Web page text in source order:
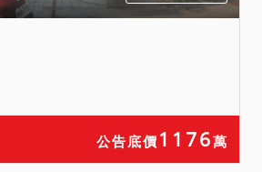
洽商解決。
行標的拍定日或拍定日前，
縱已拍定，本院亦得撤銷拍
定，無息返還已經繳交之款
公告底價 1176萬